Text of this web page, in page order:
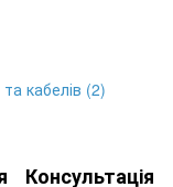
кабелів (2)
Консультація